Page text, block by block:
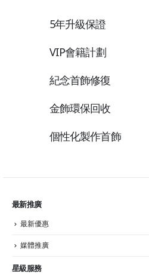
5年升級保證
VIP會籍計劃
紀念首飾修復
金飾環保回收
個性化製作首飾
最新推廣
最新優惠
媒體推廣
星級服務